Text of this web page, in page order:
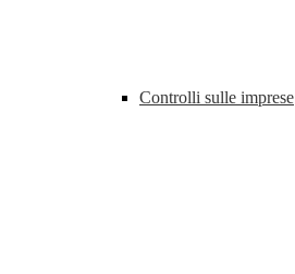
Controlli sulle imprese